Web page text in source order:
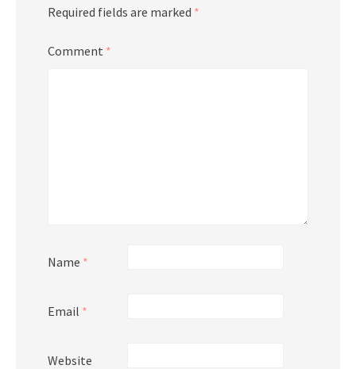
Required fields are marked *
Comment *
Name *
Email *
Website